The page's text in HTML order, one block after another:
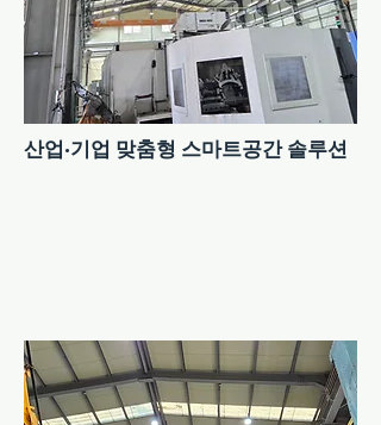
산업·기업 맞춤형 스마트공간 솔루션